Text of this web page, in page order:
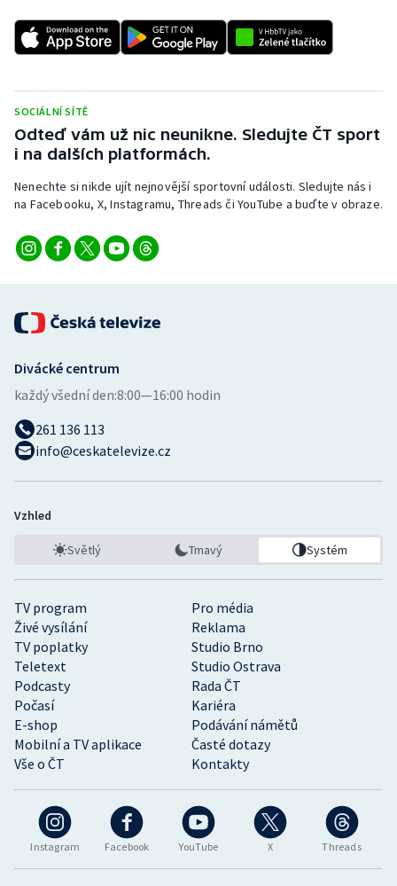
Short track
Stolní tenis
Triatlon
Veslování
Vodní slalom
Ostatní
SOCIÁLNÍ SÍTĚ
Odteď vám už nic neunikne. Sledujte ČT sport
i na dalších platformách.
Nenechte si nikde ujít nejnovější sportovní události. Sledujte nás i
na Facebooku, X, Instagramu, Threads či YouTube a buďte v obraze.
Instagram Facebook YouTube X Threads
TV program
Pro média
Živé vysílání
Reklama
TV poplatky
Studio Brno
Teletext
Studio Ostrava
Podcasty
Rada ČT
Počasí
Kariéra
E-shop
Podávání námětů
Mobilní a TV aplikace
Časté dotazy
Vše o ČT
Kontakty
Divácké centrum
každý všední den:8:00—16:00 hodin
261 136 113
info@ceskatelevize.cz
Vzhled
Světlý Tmavý Systém